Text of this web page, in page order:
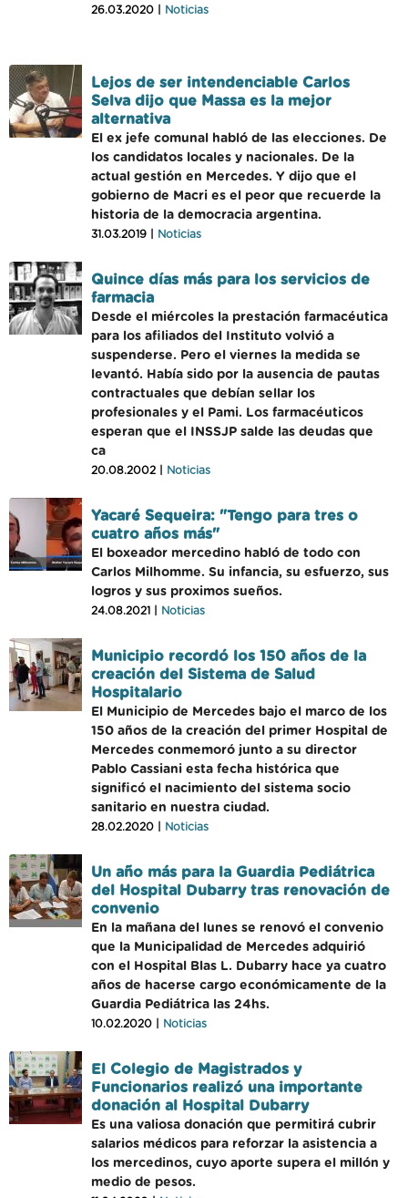
26.03.2020 | Noticias
Lejos de ser intendenciable Carlos
Selva dijo que Massa es la mejor
alternativa
El ex jefe comunal habló de las elecciones. De
los candidatos locales y nacionales. De la
actual gestión en Mercedes. Y dijo que el
gobierno de Macri es el peor que recuerde la
historia de la democracia argentina.
31.03.2019 | Noticias
Quince días más para los servicios de
farmacia
Desde el miércoles la prestación farmacéutica
para los afiliados del Instituto volvió a
suspenderse. Pero el viernes la medida se
levantó. Había sido por la ausencia de pautas
contractuales que debían sellar los
profesionales y el Pami. Los farmacéuticos
esperan que el INSSJP salde las deudas que
ca
20.08.2002 | Noticias
Yacaré Sequeira: "Tengo para tres o
cuatro años más"
El boxeador mercedino habló de todo con
Carlos Milhomme. Su infancia, su esfuerzo, sus
logros y sus proximos sueños.
24.08.2021 | Noticias
Municipio recordó los 150 años de la
creación del Sistema de Salud
Hospitalario
El Municipio de Mercedes bajo el marco de los
150 años de la creación del primer Hospital de
Mercedes conmemoró junto a su director
Pablo Cassiani esta fecha histórica que
significó el nacimiento del sistema socio
sanitario en nuestra ciudad.
28.02.2020 | Noticias
Un año más para la Guardia Pediátrica
del Hospital Dubarry tras renovación de
convenio
En la mañana del lunes se renovó el convenio
que la Municipalidad de Mercedes adquirió
con el Hospital Blas L. Dubarry hace ya cuatro
años de hacerse cargo económicamente de la
Guardia Pediátrica las 24hs.
10.02.2020 | Noticias
El Colegio de Magistrados y
Funcionarios realizó una importante
donación al Hospital Dubarry
Es una valiosa donación que permitirá cubrir
salarios médicos para reforzar la asistencia a
los mercedinos, cuyo aporte supera el millón y
medio de pesos.